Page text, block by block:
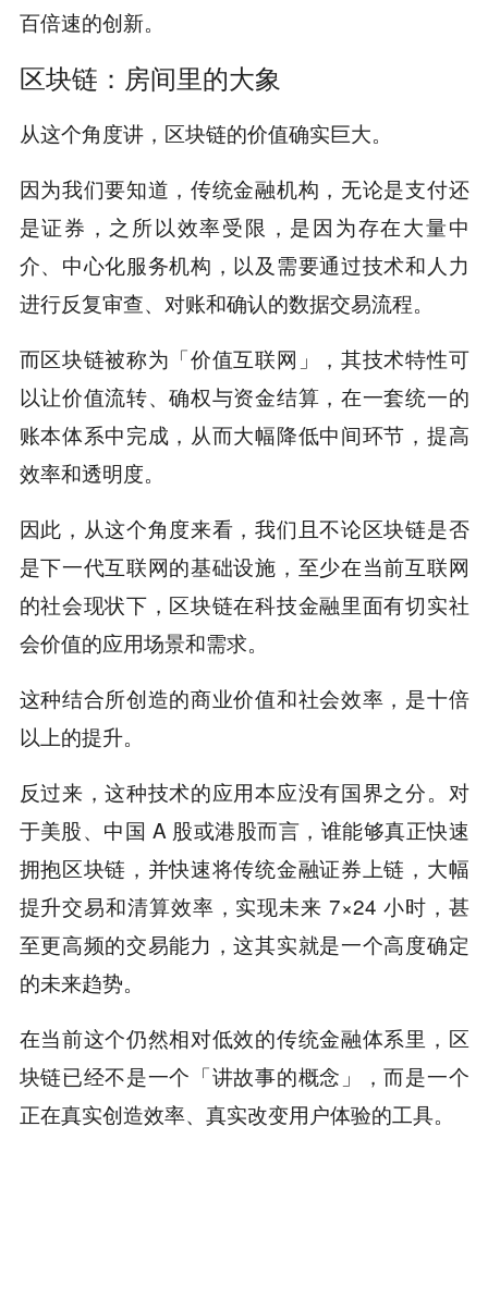
百倍速的创新。
区块链：房间里的大象
从这个角度讲，区块链的价值确实巨大。
因为我们要知道，传统金融机构，无论是支付还
是证券，之所以效率受限，是因为存在大量中
介、中心化服务机构，以及需要通过技术和人力
进行反复审查、对账和确认的数据交易流程。
而区块链被称为「价值互联网」，其技术特性可
以让价值流转、确权与资金结算，在一套统一的
账本体系中完成，从而大幅降低中间环节，提高
效率和透明度。
因此，从这个角度来看，我们且不论区块链是否
是下一代互联网的基础设施，至少在当前互联网
的社会现状下，区块链在科技金融里面有切实社
会价值的应用场景和需求。
这种结合所创造的商业价值和社会效率，是十倍
以上的提升。
反过来，这种技术的应用本应没有国界之分。对
于美股、中国 A 股或港股而言，谁能够真正快速
拥抱区块链，并快速将传统金融证券上链，大幅
提升交易和清算效率，实现未来 7×24 小时，甚
至更高频的交易能力，这其实就是一个高度确定
的未来趋势。
在当前这个仍然相对低效的传统金融体系里，区
块链已经不是一个「讲故事的概念」，而是一个
正在真实创造效率、真实改变用户体验的工具。